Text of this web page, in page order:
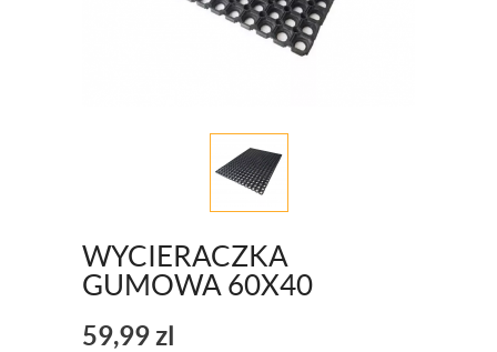
WYCIERACZKA
GUMOWA 60X40
59,99zl